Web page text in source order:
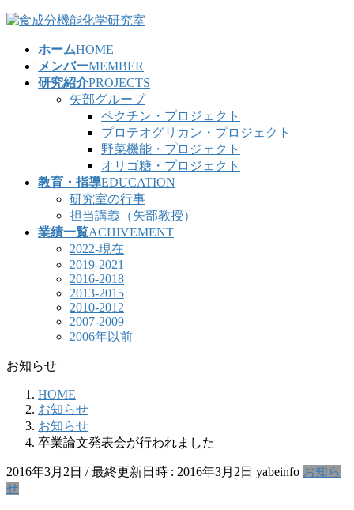
コ
ナ
ホームHOME
メンバーMEMBER
研究紹介PROJECTS
矢部グループ
ペクチン・プロジェクト
プロテオグリカン・プロジェクト
野菜機能・プロジェクト
オリゴ糖・プロジェクト
教育・指導EDUCATION
研究室の行事
担当講義（矢部教授）
業績一覧ACHIVEMENT
2022-現在
2019-2021
2016-2018
2013-2015
2010-2012
2007-2009
2006年以前
お知らせ
HOME
お知らせ
お知らせ
卒業論文発表会が行われました
2016年3月2日 / 最終更新日時 : 2016年3月2日 yabeinfo お知ら
せ